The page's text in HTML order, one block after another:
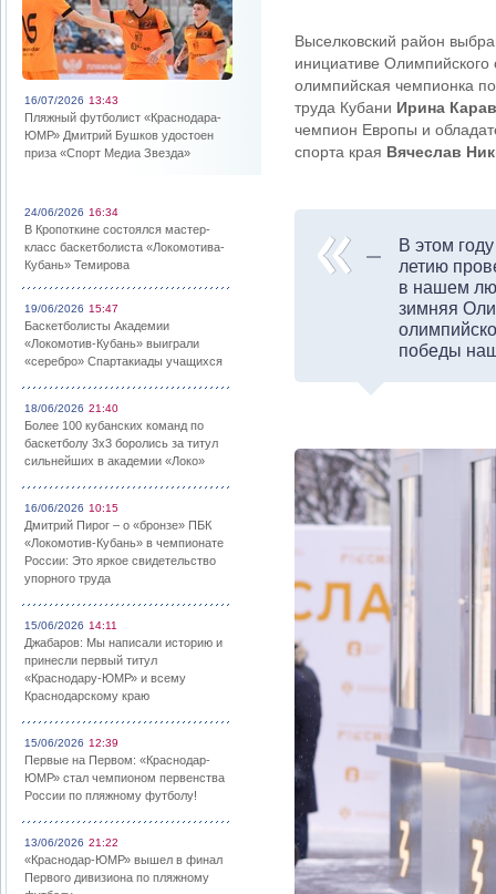
16/07/2026 13:43
Пляжный футболист «Краснодара-
ЮМР» Дмитрий Бушков удостоен
приза «Спорт Медиа Звезда»
24/06/2026 16:34
В Кропоткине состоялся мастер-
класс баскетболиста «Локомотива-
Кубань» Темирова
19/06/2026 15:47
Баскетболисты Академии
«Локомотив-Кубань» выиграли
«серебро» Спартакиады учащихся
18/06/2026 21:40
Более 100 кубанских команд по
баскетболу 3х3 боролись за титул
сильнейших в академии «Локо»
16/06/2026 10:15
Дмитрий Пирог – о «бронзе» ПБК
«Локомотив-Кубань» в чемпионате
России: Это яркое свидетельство
упорного труда
15/06/2026 14:11
Джабаров: Мы написали историю и
принесли первый титул
«Краснодару-ЮМР» и всему
Краснодарскому краю
15/06/2026 12:39
Первые на Первом: «Краснодар-
ЮМР» стал чемпионом первенства
России по пляжному футболу!
13/06/2026 21:22
«Краснодар-ЮМР» вышел в финал
Первого дивизиона по пляжному
Выселковский район
инициативе Олимпийского
олимпийская чемпионка
труда Кубани Ирина
чемпион Европы и
спорта края Вячеслав
В этом
летию
в нашем
зимняя
победы